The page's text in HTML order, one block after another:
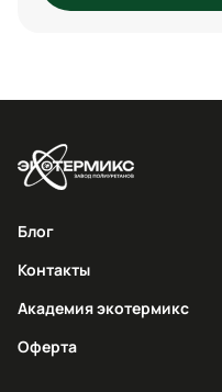
Блог
Контакты
Академия экотермикс
Оферта